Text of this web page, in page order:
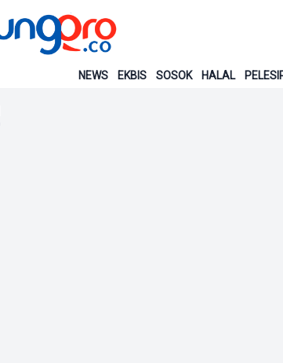
NEWS EKBIS SOSOK HALAL